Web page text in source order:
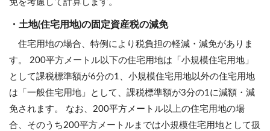
免を考慮して計算します。
・土地(住宅用地)の固定資産税の減免
住宅用地の場合、特例により税負担の軽減・減免がありま
す。 200平方メートル以下の住宅用地は「小規模住宅用地」
として課税標準額が6分の1、小規模住宅用地以外の住宅用地
は「一般住宅用地」として、課税標準額が3分の1に減額・減
免されます。 なお、200平方メートル以上の住宅用地の場
合、そのうち200平方メートルまでは小規模住宅用地として扱